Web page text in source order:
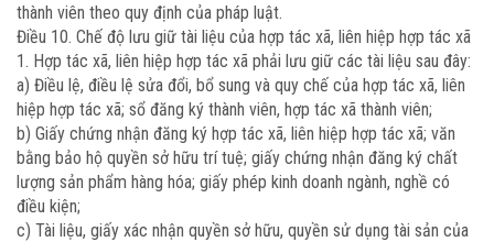
thành viên theo quy định của pháp luật.
Điều 10. Chế độ lưu giữ tài liệu của hợp tác xã, liên hiệp hợp tác xã
1. Hợp tác xã, liên hiệp hợp tác xã phải lưu giữ các tài liệu sau đây:
a) Điều lệ, điều lệ sửa đổi, bổ sung và quy chế của hợp tác xã, liên
hiệp hợp tác xã; sổ đăng ký thành viên, hợp tác xã thành viên;
b) Giấy chứng nhận đăng ký hợp tác xã, liên hiệp hợp tác xã; văn
bằng bảo hộ quyền sở hữu trí tuệ; giấy chứng nhận đăng ký chất
lượng sản phẩm hàng hóa; giấy phép kinh doanh ngành, nghề có
điều kiện;
c) Tài liệu, giấy xác nhận quyền sở hữu, quyền sử dụng tài sản của